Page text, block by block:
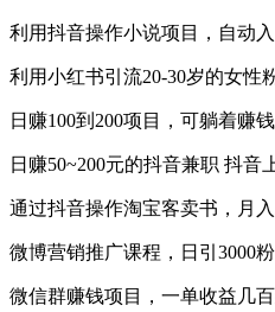
利用抖音操作小说项目，自动
利用小红书引流20-30岁的女性
日赚100到200项目，可躺着赚
日赚50~200元的抖音兼职 抖音
通过抖音操作淘宝客卖书，月
微博营销推广课程，日引3000粉
微信群赚钱项目，一单收益几